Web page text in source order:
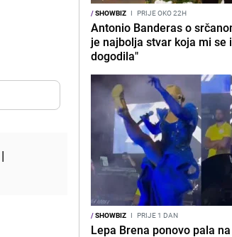
|
/SHOWBIZ I PRIJE OKO 22H
Antonio Banderas o
je najbolja stvar koja mi se
dogodila"
/SHOWBIZ I PRIJE 1 DAN
Lepa Brena ponovo pala